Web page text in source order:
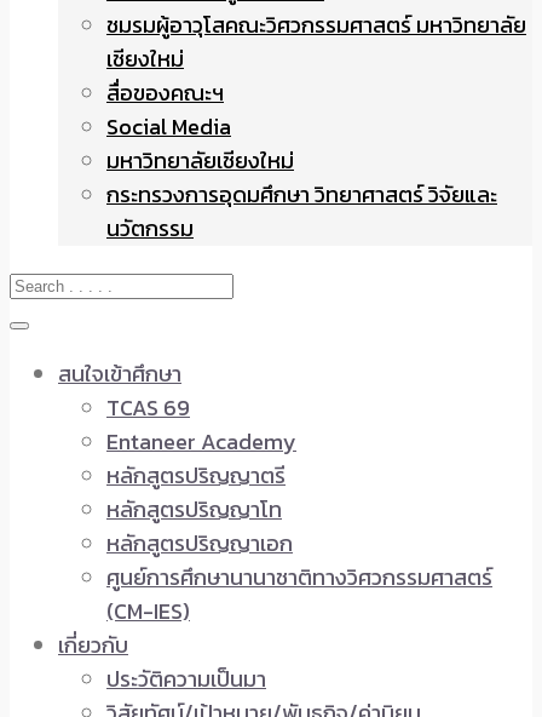
ชมรมผู้อาวุโสคณะวิศวกรรมศาสตร์ มหาวิทยาลัย
เชียงใหม่
สื่อของคณะฯ
Social Media
มหาวิทยาลัยเชียงใหม่
กระทรวงการอุดมศึกษา วิทยาศาสตร์ วิจัยและ
นวัตกรรม
สนใจเข้าศึกษา
TCAS 69
Entaneer Academy
หลักสูตรปริญญาตรี
หลักสูตรปริญญาโท
หลักสูตรปริญญาเอก
ศูนย์การศึกษานานาชาติทางวิศวกรรมศาสตร์
(CM-IES)
เกี่ยวกับ
ประวัติความเป็นมา